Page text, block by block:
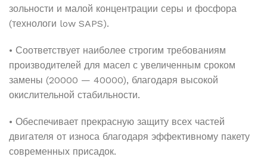
зольности и малой концентрации серы и фосфора
(технологи low SAPS).
• Соответствует наиболее строгим требованиям
производителей для масел с увеличенным сроком
замены (20000 — 40000), благодаря высокой
окислительной стабильности.
• Обеспечивает прекрасную защиту всех частей
двигателя от износа благодаря эффективному пакету
современных присадок.